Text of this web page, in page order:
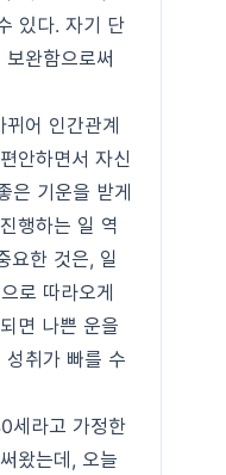
있다. 자기 단
완함으로써
어 인간관계
안하면서 자신
은 기운을 받게
행하는 일 역
요한 것은, 일
로 따라오게
면 나쁜 운을
성취가 빠를 수
세라고 가정한
왔는데, 오늘